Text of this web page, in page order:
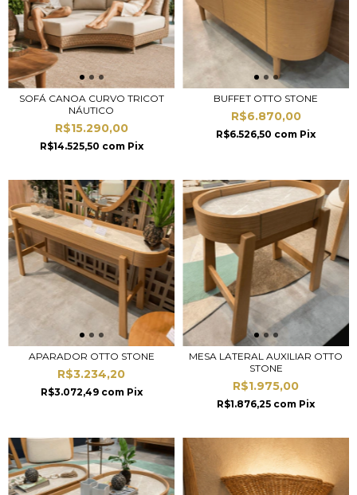
SOFÁ CANOA CURVO TRICOT
NÁUTICO
R$15.290,00
R$14.525,50 com Pix
BUFFET OTTO STONE
R$6.870,00
R$6.526,50 com Pix
APARADOR OTTO STONE
R$3.234,20
R$3.072,49 com Pix
MESA LATERAL AUXILIAR OTTO
STONE
R$1.975,00
R$1.876,25 com Pix